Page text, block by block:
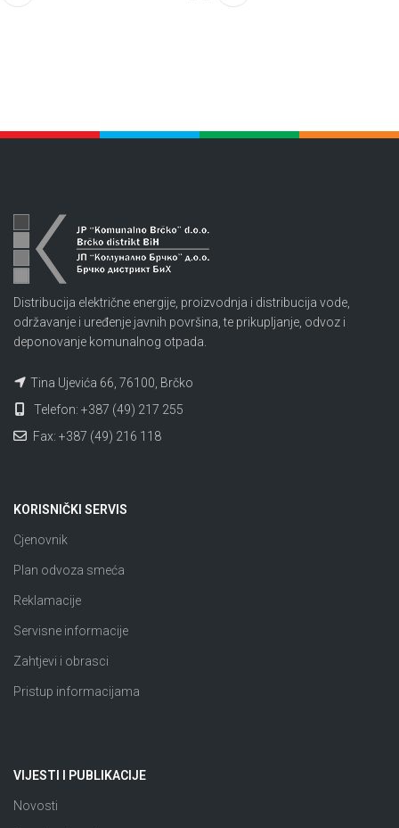
Distribucija električne energije, proizvodnja i distribucija vode,
održavanje i uređenje javnih površina, te prikupljanje, odvoz i
deponovanje komunalnog otpada.
Tina Ujevića 66, 76100, Brčko
Telefon: +387 (49) 217 255
Fax: +387 (49) 216 118
KORISNIČKI SERVIS
Cjenovnik
Plan odvoza smeća
Reklamacije
Servisne informacije
Zahtjevi i obrasci
Pristup informacijama
VIJESTI I PUBLIKACIJE
Novosti